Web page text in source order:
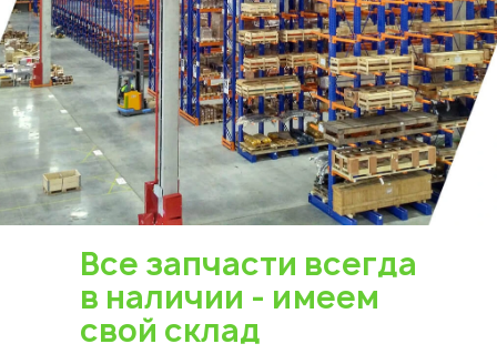
Все запчасти всегда
в наличии - имеем
свой склад